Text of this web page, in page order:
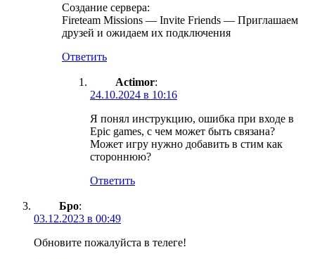
Создание сервера:
Fireteam Missions — Invite Friends — Приглашаем
друзей и ожидаем их подключения
Ответить
Actimor:
24.10.2024 в 10:16
Я понял инструкцию, ошибка при входе в
Epic games, с чем может быть связана?
Может игру нужно добавить в стим как
стороннюю?
Ответить
Бро:
03.12.2023 в 00:49
Обновите пожалуйста в телеге!